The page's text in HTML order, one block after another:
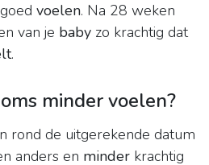
voelen. Na 28 weken
van je baby zo krachtig dat
.
minder voelen?
rond de uitgerekende datum
anders en minder krachtig